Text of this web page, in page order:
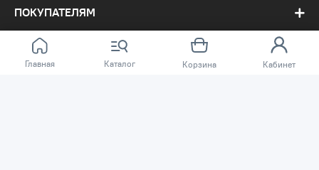
Главная Каталог Корзина Кабинет
ПОКУПАТЕЛЯМ